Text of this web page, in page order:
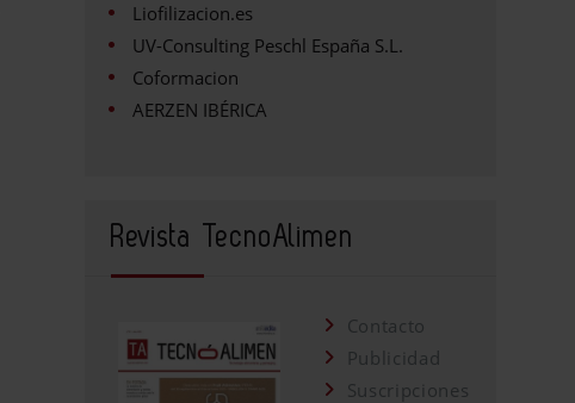
Liofilizacion.es
UV-Consulting Peschl España S.L.
Coformacion
AERZEN IBÉRICA
Revista TecnoAlimen
Contacto
Publicidad
Suscripciones